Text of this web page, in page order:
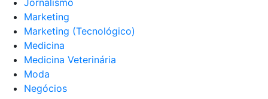
Marketing
Marketing (Tecnológico)
Medicina
Medicina Veterinária
Moda
Negócios